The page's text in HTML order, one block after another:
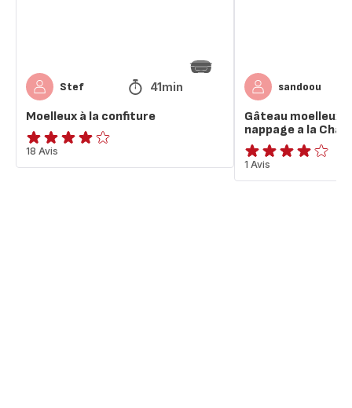
Stef 41min
Moelleux à la confiture
Avis
4
18 Avis
sandoou
Gâteau moelleux
nappage a la
Avis
4
1 Avis